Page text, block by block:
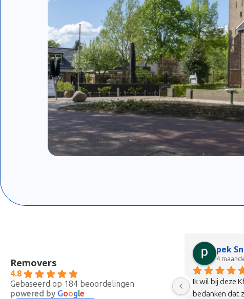
Removers
4.8
Gebaseerd op 184 beoordelingen
powered by Google
Vandaag verhuisd met dit bedrijf en echt
een top ervaring. Ze kwamen met z’n
pek
4
Ik wil bij deze
bedanken dat